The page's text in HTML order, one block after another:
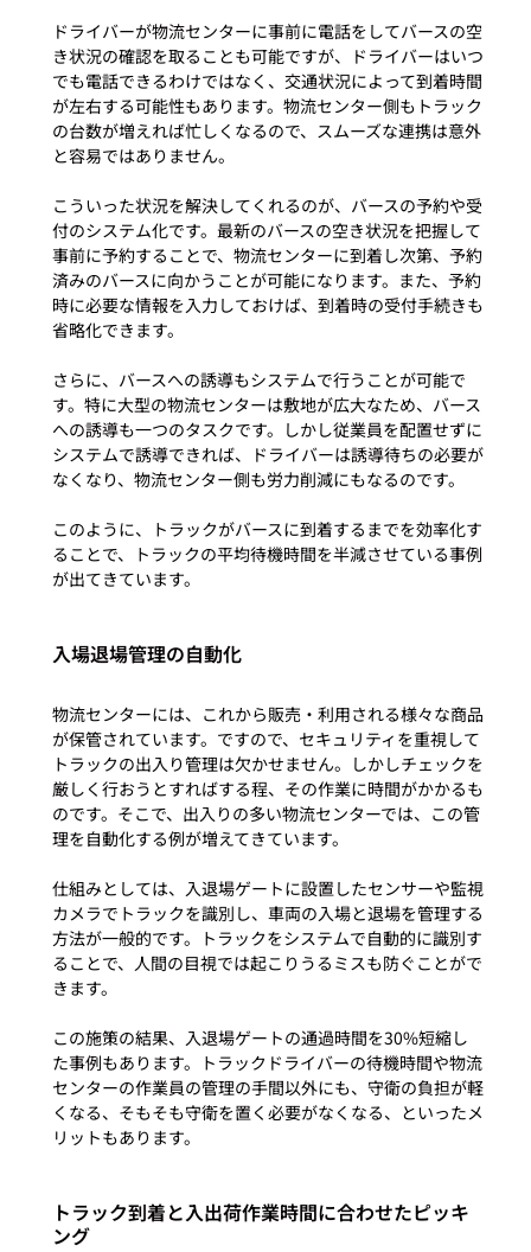
ドライバーが物流センターに事前に電話をしてバースの空
き状況の確認を取ることも可能ですが、ドライバーはいつ
でも電話できるわけではなく、交通状況によって到着時間
が左右する可能性もあります。物流センター側もトラック
の台数が増えれば忙しくなるので、スムーズな連携は意外
と容易ではありません。
こういった状況を解決してくれるのが、バースの予約や受
付のシステム化です。最新のバースの空き状況を把握して
事前に予約することで、物流センターに到着し次第、予約
済みのバースに向かうことが可能になります。また、予約
時に必要な情報を入力しておけば、到着時の受付手続きも
省略化できます。
さらに、バースへの誘導もシステムで行うことが可能で
す。特に大型の物流センターは敷地が広大なため、バース
への誘導も一つのタスクです。しかし従業員を配置せずに
システムで誘導できれば、ドライバーは誘導待ちの必要が
なくなり、物流センター側も労力削減にもなるのです。
このように、トラックがバースに到着するまでを効率化す
ることで、トラックの平均待機時間を半減させている事例
入場退場管理の自動化
物流センターには、これから販売・利用される様々な商品
が保管されています。ですので、セキュリティを重視して
トラックの出入り管理は欠かせません。しかしチェックを
厳しく行おうとすればする程、その作業に時間がかかるも
のです。そこで、出入りの多い物流センターでは、この管
理を自動化する例が増えてきています。
仕組みとしては、入退場ゲートに設置したセンサーや監視
カメラでトラックを識別し、車両の入場と退場を管理する
方法が一般的です。トラックをシステムで自動的に識別す
ることで、人間の目視では起こりうるミスも防ぐことがで
きます。
この施策の結果、入退場ゲートの通過時間を30%短縮し
た事例もあります。トラックドライバーの待機時間や物流
センターの作業員の管理の手間以外にも、守衛の負担が軽
くなる、そもそも守衛を置く必要がなくなる、といったメ
トラック到着と入出荷作業時間に合わせたピッキ
ング